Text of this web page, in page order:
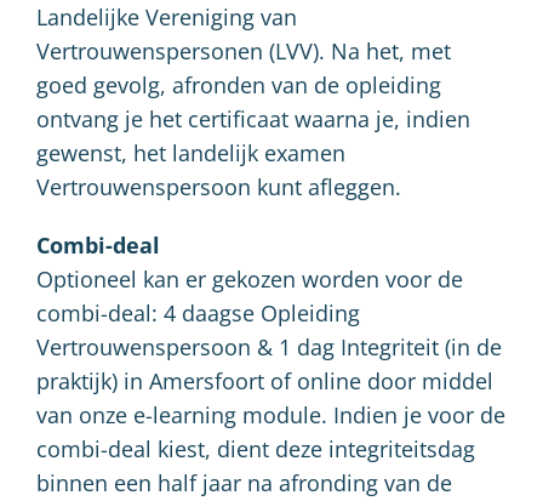
Landelijke Vereniging van
Vertrouwenspersonen (LVV). Na het, met
goed gevolg, afronden van de opleiding
ontvang je het certificaat waarna je, indien
gewenst, het landelijk examen
Vertrouwenspersoon kunt afleggen.
Combi-deal
Optioneel kan er gekozen worden voor de
combi-deal: 4 daagse Opleiding
Vertrouwenspersoon & 1 dag Integriteit (in de
praktijk) in Amersfoort of online door middel
van onze e-learning module. Indien je voor de
combi-deal kiest, dient deze integriteitsdag
binnen een half jaar na afronding van de